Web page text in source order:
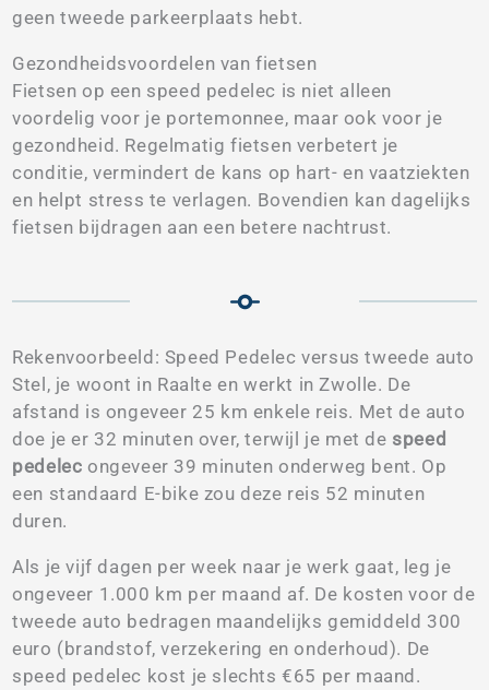
geen tweede parkeerplaats hebt.
Gezondheidsvoordelen van fietsen
Fietsen op een speed pedelec is niet alleen
voordelig voor je portemonnee, maar ook voor je
gezondheid. Regelmatig fietsen verbetert je
conditie, vermindert de kans op hart- en vaatziekten
en helpt stress te verlagen. Bovendien kan dagelijks
fietsen bijdragen aan een betere nachtrust.
Rekenvoorbeeld: Speed Pedelec versus tweede auto
Stel, je woont in Raalte en werkt in Zwolle. De
afstand is ongeveer 25 km enkele reis. Met de auto
doe je er 32 minuten over, terwijl je met de speed
pedelec ongeveer 39 minuten onderweg bent. Op
een standaard E-bike zou deze reis 52 minuten
duren.
Als je vijf dagen per week naar je werk gaat, leg je
ongeveer 1.000 km per maand af. De kosten voor de
tweede auto bedragen maandelijks gemiddeld 300
euro (brandstof, verzekering en onderhoud). De
speed pedelec kost je slechts €65 per maand.